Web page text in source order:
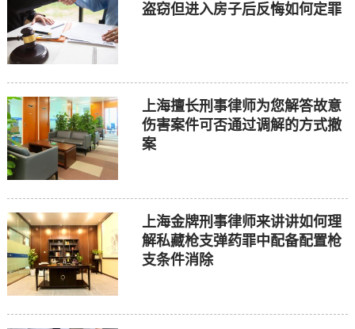
盗窃但进入房子后反悔如何定罪
上海擅长刑事律师为您解答故意
伤害案件可否通过调解的方式撤
案
上海金牌刑事律师来讲讲如何理
解私藏枪支弹药罪中配备配置枪
支条件消除